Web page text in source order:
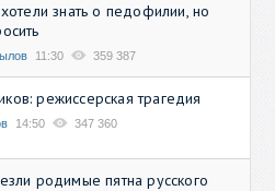
знать о педофилии, но
11:30 359 387
режиссерская трагедия
14:50 347 360
родимые пятна русского